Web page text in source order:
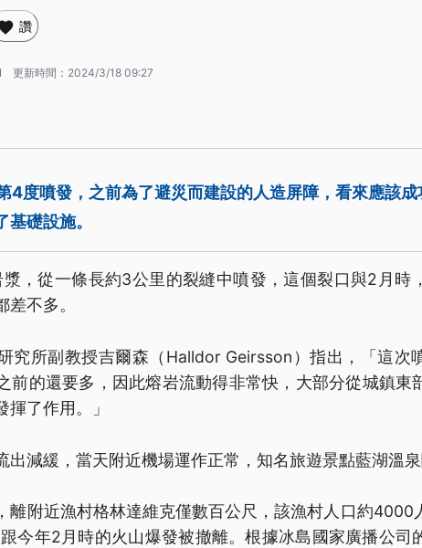
讚
更新時間： 2024/3/18 09:27
4度噴發，之前為了避災而建設的人造屏障，看來應該成
礎設施。
，從一條長約3公里的裂縫中噴發，這個裂口與2月時
不多。
究所副教授吉爾森（Halldor Geirsson）指出，「這次
前的還要多，因此熔岩流動得非常快，大部分從城鎮東
了作用。」
出減緩，當天附近機場運作正常，知名旅遊景點藍湖溫泉
離附近漁村格林達維克僅數百公尺，該漁村人口約4000
今年2月時的火山爆發被撤離。根據冰島國家廣播公司